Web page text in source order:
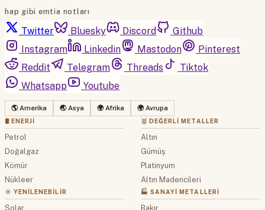
hap gibi emtia notları
Twitter Bluesky Discord
Github
Instagram
Linkedin Mastodon
Pinterest
Reddit
Telegram Threads
Tiktok
Whatsapp
Youtube
🌎 Amerika 🌏 Asya 🌍 Afrika 🌍 Avrupa
🛢 ENERJI
Petrol
Doğalgaz
Kömür
Nükleer
☀️ YENILENEBILIR
Solar
🥇 DEĞERLI METALLER
Altın
Gümüş
Platinyum
Altın Madencileri
🏭 SANAYI METALLERI
Bakır